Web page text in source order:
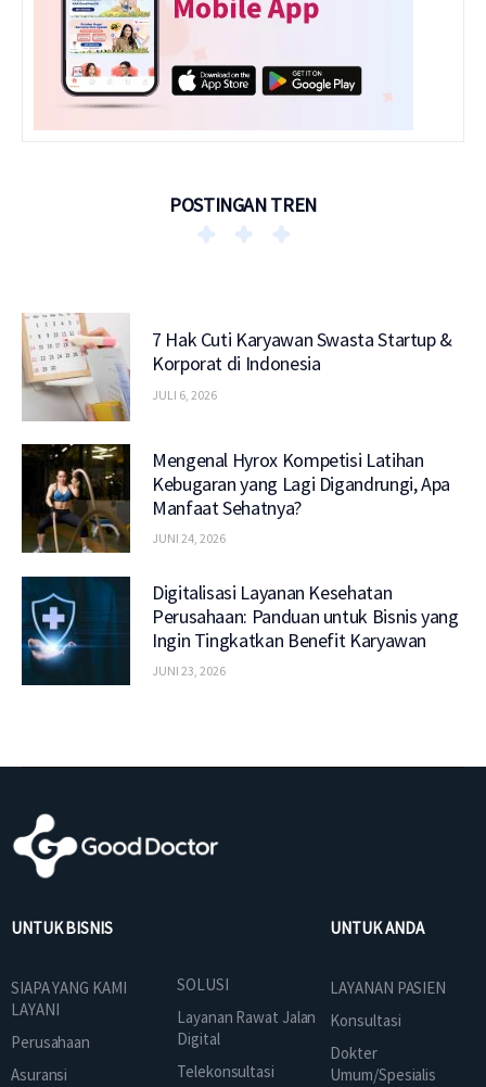
POSTINGAN TREN
7 Hak Cuti Karyawan Swasta Startup &
Korporat di Indonesia
JULI 6, 2026
Mengenal Hyrox Kompetisi Latihan
Kebugaran yang Lagi Digandrungi, Apa
Manfaat Sehatnya?
JUNI 24, 2026
Digitalisasi Layanan Kesehatan
Perusahaan: Panduan untuk Bisnis yang
Ingin Tingkatkan Benefit Karyawan
JUNI 23, 2026
UNTUK BISNIS
SIAPA YANG KAMI
LAYANI
Perusahaan
Asuransi
SOLUSI
Layanan Rawat Jalan
Digital
Telekonsultasi
UNTUK ANDA
LAYANAN PASIEN
Konsultasi
Dokter
Umum/Spesialis